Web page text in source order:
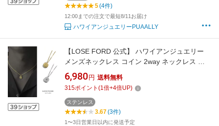
5(4件)
12:00までの注文で最短8/11お届け
ハワイアンジュエリーPUAALLY
【LOSE FORD 公式】 ハワイアンジュエリー
メンズネックレス コイン 2way ネックレス ハ
ワジュ メンズ レディース ペア ゴールド シルバ
ー リバーシブル ステンレス 金属アレルギー
316L ギフト シンプル お洒落 プレゼント N52
6,980 円 送料無料
315ポイント (1倍+4倍UP)
ステンレス
3.67(3件)
1〜3日営業日以内に発送予定